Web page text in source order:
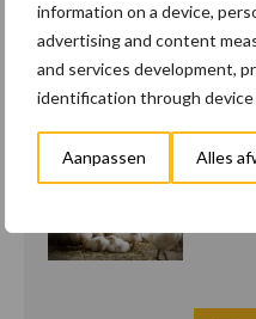
information on a device,
advertising and content
and services development,
identification through device
Aanpassen Alles
23 dec
10
voor
23 dec
EU-